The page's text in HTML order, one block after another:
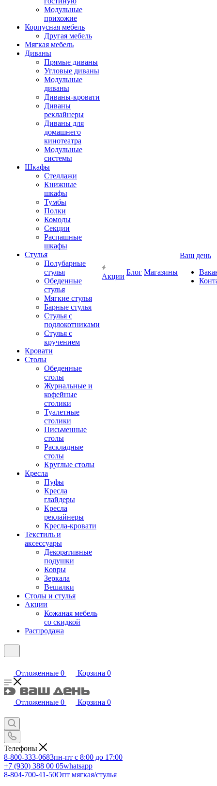
Модульные
прихожие
Корпусная мебель
Другая мебель
Мягкая мебель
Диваны
Прямые диваны
Угловые диваны
Модульные
диваны
Диваны-кровати
Диваны
реклайнеры
Диваны для
домашнего
кинотеатра
Модульные
системы
Шкафы
Стеллажи
Книжные
шкафы
Тумбы
Полки
Комоды
Секции
Распашные
шкафы
Стулья
Полубарные
стулья
Обеденные
стулья
Мягкие стулья
Барные стулья
Стулья с
подлокотниками
Стулья с
кручением
Кровати
Столы
Обеденные
столы
Журнальные и
кофейные
столики
Туалетные
столики
Письменные
столы
Раскладные
столы
Круглые столы
Кресла
Пуфы
Кресла
глайдеры
Кресла
реклайнеры
Кресла-кровати
Текстиль и
аксессуары
Декоративные
подушки
Ковры
Зеркала
Вешалки
Столы и стулья
Акции
Кожаная мебель
со скидкой
Распродажа
Акции
Блог Магазины
Ваш день
Отложенные 0 Корзина 0
Отложенные 0 Корзина 0
Телефоны
8-800-333-0683пн-пт с 8:00 до 17:00
+7 (930) 388 00 05whatsapp
8-804-700-41-50Опт мягкая/стулья